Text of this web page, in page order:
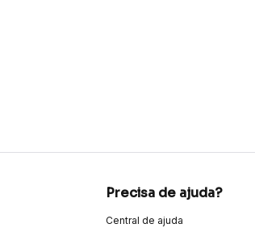
Precisa de ajuda?
Central de ajuda